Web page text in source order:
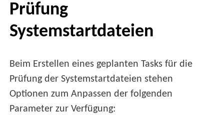
Prüfung
Systemstartdateien
Beim Erstellen eines geplanten Tasks für die
Prüfung der Systemstartdateien stehen
Optionen zum Anpassen der folgenden
Parameter zur Verfügung: